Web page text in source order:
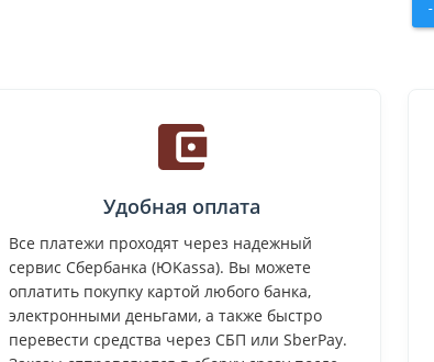
-
Удобная оплата
Все платежи проходят через надежный
сервис Сбербанка (ЮKassa). Вы можете
оплатить покупку картой любого банка,
электронными деньгами, а также быстро
перевести средства через СБП или SberPay.